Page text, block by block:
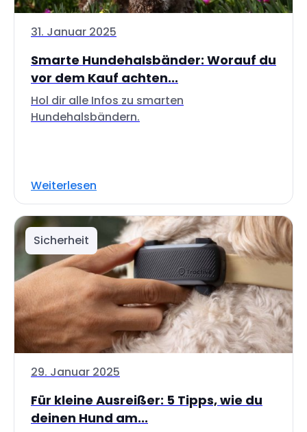
31. Januar 2025
Smarte Hundehalsbänder: Worauf du
vor dem Kauf achten...
Hol dir alle Infos zu smarten
Hundehalsbändern.
Weiterlesen
Sicherheit
29. Januar 2025
Für kleine Ausreißer: 5 Tipps, wie du
deinen Hund am...